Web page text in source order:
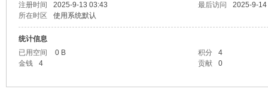
注册时间
2025-9-13 03:43 最后访问
2025-9-
所在时区
使用系统默认
统计信息
已用空间
0 B 积分
4
金钱
4 贡献 0